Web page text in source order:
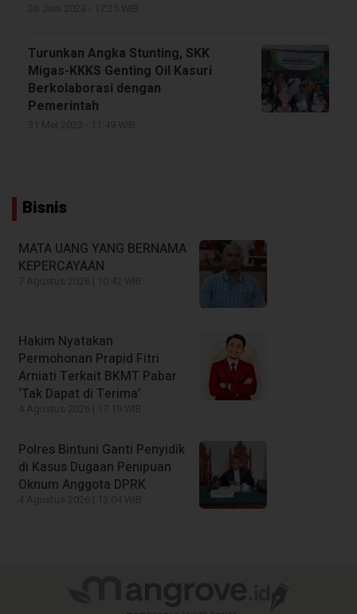
Turunkan Angka Stunting, SKK
Migas-KKKS Genting Oil Kasuri
Berkolaborasi dengan
Pemerintah
Bisnis
MATA UANG YANG BERNAMA
KEPERCAYAAN
Hakim Nyatakan
Permohonan Prapid Fitri
Arniati Terkait BKMT Pabar
‘Tak Dapat di Terima’
Polres Bintuni Ganti Penyidik
di Kasus Dugaan Penipuan
Oknum Anggota DPRK